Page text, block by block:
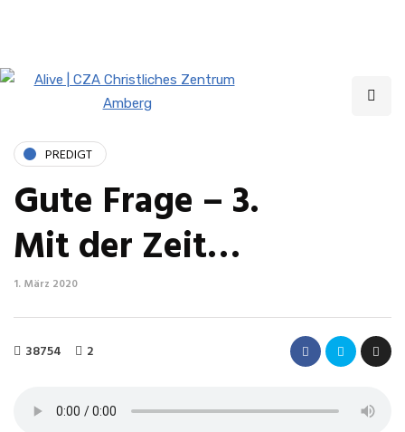
PREDIGT
Gute Frage – 3.
Mit der Zeit…
1. März 2020
38754 2